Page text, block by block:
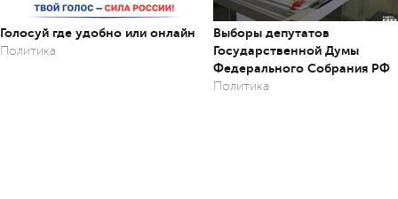
Голосуй где удобно или онлайн
Политика
Выборы депутатов
Государственной Думы
Федерального Собрания РФ
Политика